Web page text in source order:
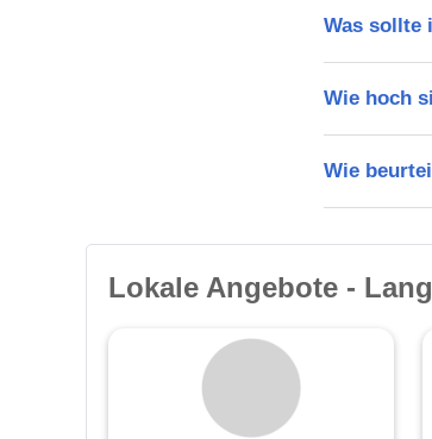
Was sollte
Wie hoch
Wie
Lokale Angebote -